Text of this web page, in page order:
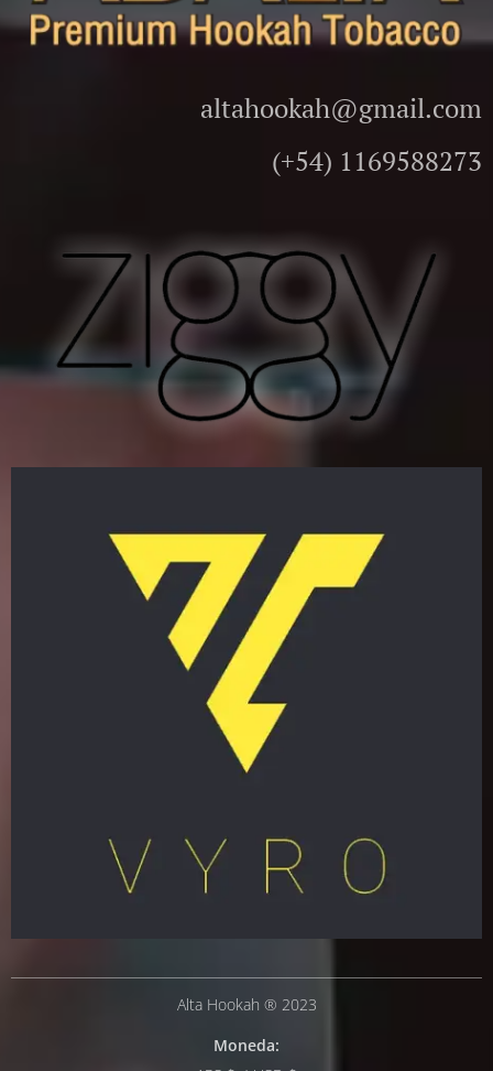
altahookah@gmail.com
(+54) 1169588273
Alta Hookah ® 2023
Moneda